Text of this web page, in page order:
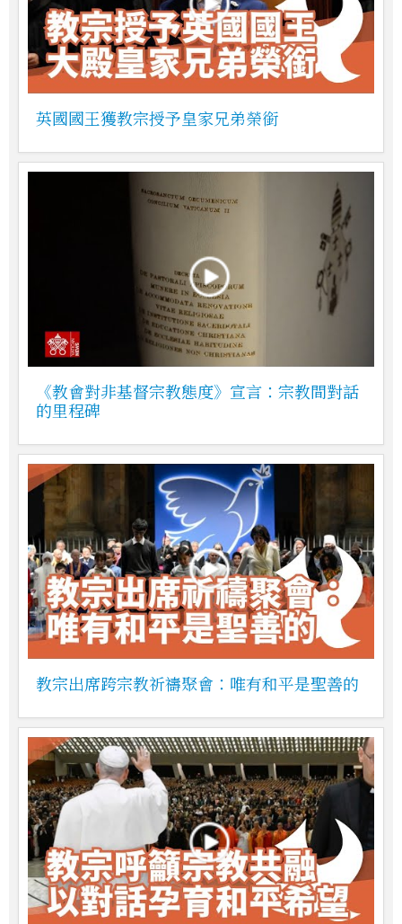
英國國王獲教宗授予皇家兄弟榮銜
《教會對非基督宗教態度》宣言：宗教間對話
的里程碑
教宗出席跨宗教祈禱聚會：唯有和平是聖善的